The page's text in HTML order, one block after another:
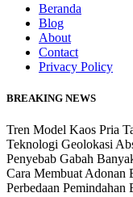
Beranda
Blog
About
Contact
Privacy Policy
BREAKING NEWS
Tren Model Kaos Pria
Teknologi Geolokasi
Penyebab Gabah
Cara Membuat Adonan
Perbedaan